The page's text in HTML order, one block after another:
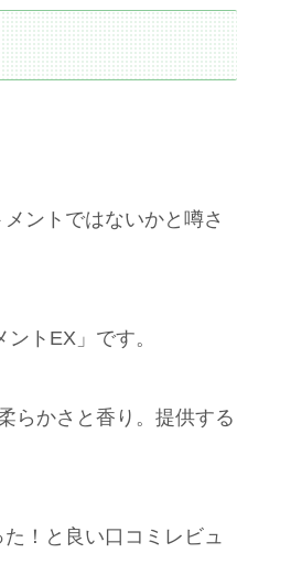
ントではないかと噂さ
トEX」です。
らかさと香り。提供する
！と良い口コミレビュ